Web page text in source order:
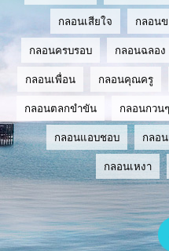
กลอนเสียใจ กลอน
กลอนครบรอบ กลอนฉลอง
กลอนเพื่อน กลอนคุณครู
กลอนตลกขำขัน กลอนกวนๆ
กลอนแอบชอบ กลอ
กลอนเหงา